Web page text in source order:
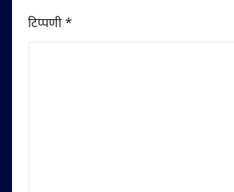
टिप्पणी*